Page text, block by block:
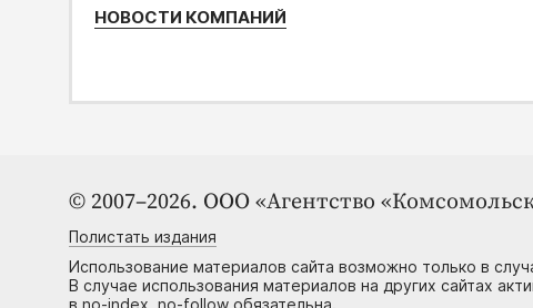
НОВОСТИ КОМПАНИЙ
© 2007–2026. ООО «Агентство
Полистать издания
Использование материалов сайта возможно только в
В случае использования материалов на других сайтах